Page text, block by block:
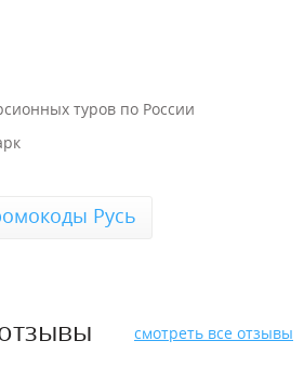
туров по России
Русь
смотреть все отзывы